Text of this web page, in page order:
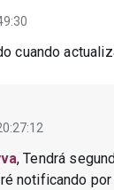
cuando
, Tendrá
notificando por